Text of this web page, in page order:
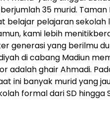
35 murid.
belajar pelajaran sekolah
kami lebih
generasi yang berilmu
di cabang Madiun
adalah ghair Ahmadi.
ini banyak murid yang
formal dari SD hingga